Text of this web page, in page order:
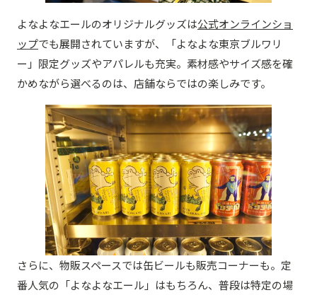
よなよなエールのオリジナルグッズは公式オンラインショ
ップでも展開されていますが、「よなよな東京ブルワリ
ー」限定グッズやアパレルも充実。素材感やサイズ感を確
かめながら選べるのは、店舗ならではの楽しみです。
さらに、物販スペースでは缶ビールも販売コーナーも。定
番人気の「よなよなエール」はもちろん、普段は特定の場